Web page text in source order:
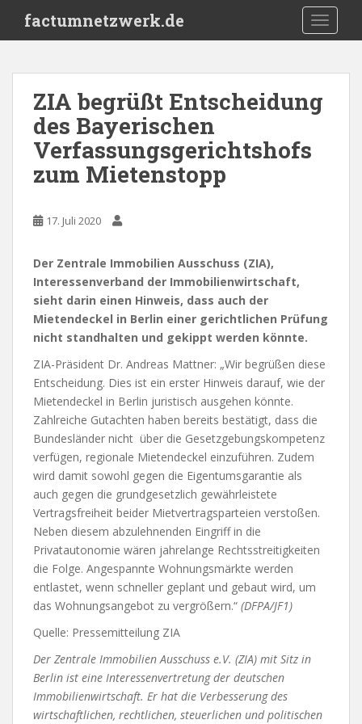
i
factumnetzwerk.de
ZIA begrüßt Entscheidung
des Bayerischen
Verfassungsgerichtshofs
zum Mietenstopp
17. Juli 2020
Der Zentrale Immobilien Ausschuss (ZIA),
Interessenverband der Immobilienwirtschaft,
sieht darin einen Hinweis, dass auch der
Mietendeckel in Berlin einer gerichtlichen Prüfung
nicht standhalten und gekippt werden könnte.
ZIA-Präsident Dr. Andreas Mattner: „Wir begrüßen diese
Entscheidung. Dies ist ein erster Hinweis darauf, wie der
Mietendeckel in Berlin juristisch ausgehen könnte.
Zahlreiche Gutachten haben bereits bestätigt, dass die
Bundesländer nicht über die Gesetzgebungskompetenz
verfügen, regionale Mietendeckel einzuführen. Zudem
wird damit sowohl gegen die Eigentumsgarantie als
auch gegen die grundgesetzlich gewährleistete
Vertragsfreiheit beider Mietvertragsparteien verstoßen.
Neben diesem abzulehnenden Eingriff in die
Privatautonomie wären jahrelange Rechtsstreitigkeiten
die Folge. Angespannte Wohnungsmärkte werden
entlastet, wenn schneller geplant und gebaut wird, um
das Wohnungsangebot zu vergrößern.“ (DFPA/JF1)
Quelle: Pressemitteilung ZIA
Der Zentrale Immobilien Ausschuss e.V. (ZIA) mit Sitz in
Berlin ist eine Interessenvertretung der deutschen
Immobilienwirtschaft. Er hat die Verbesserung des
wirtschaftlichen, rechtlichen, steuerlichen und politischen